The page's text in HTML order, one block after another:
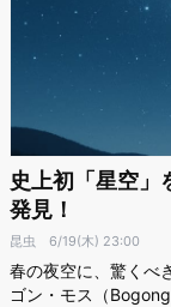
史上初「星空」
発見！
昆虫 6/19(木) 23:00
春の夜空に、驚くべ
ゴン・モス（